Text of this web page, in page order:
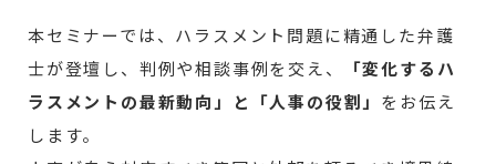
本セミナーでは、ハラスメント問題に精通した弁護
士が登壇し、判例や相談事例を交え、
「変化するハ
ラスメントの最新動向」と「人事の役割」 をお伝え
します。